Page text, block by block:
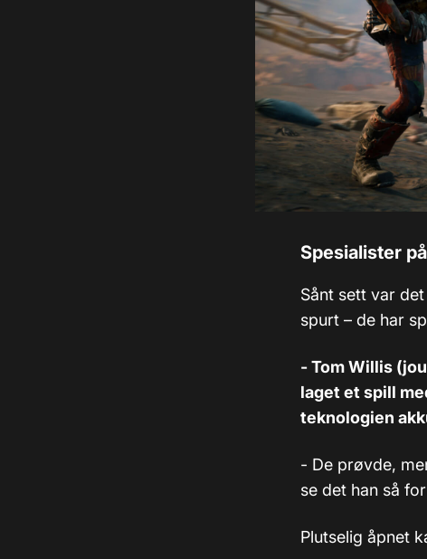
Spesialister
Sånt sett var
spurt – de har
- Tom Willis
laget et spill
teknologien
- De prøvde,
se det han så
Plutselig åpnet